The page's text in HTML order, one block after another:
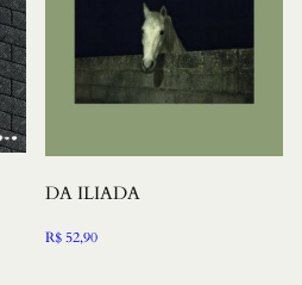
DA ILIADA
R$52,90